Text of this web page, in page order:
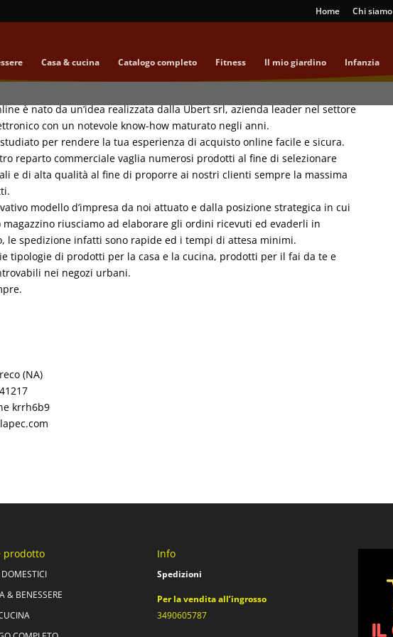
Home Chi siamo
Casa & cucina Catalogo completo Fitness Il mio giardino Infanzia
è nato da un’idea realizzata dalla Ubert srl, azienda leader nel settore
con un notevole know-how maturato negli anni.
per rendere la tua esperienza di acquisto online facile e sicura.
reparto commerciale vaglia numerosi prodotti al fine di selezionare
e di alta qualità al fine di proporre ai nostri clienti sempre la massima
modello d’impresa da noi attuato e dalla posizione strategica in cui
riusciamo ad elaborare gli ordini ricevuti ed evaderli in
le spedizione infatti sono rapide ed i tempi di attesa minimi.
tipologie di prodotti per la casa e la cucina, prodotti per il fai da te e
nei negozi urbani.
(NA)
krrh6b9
prodotto
& BENESSERE
Info
Spedizioni
Per la vendita all’ingrosso
3490605787